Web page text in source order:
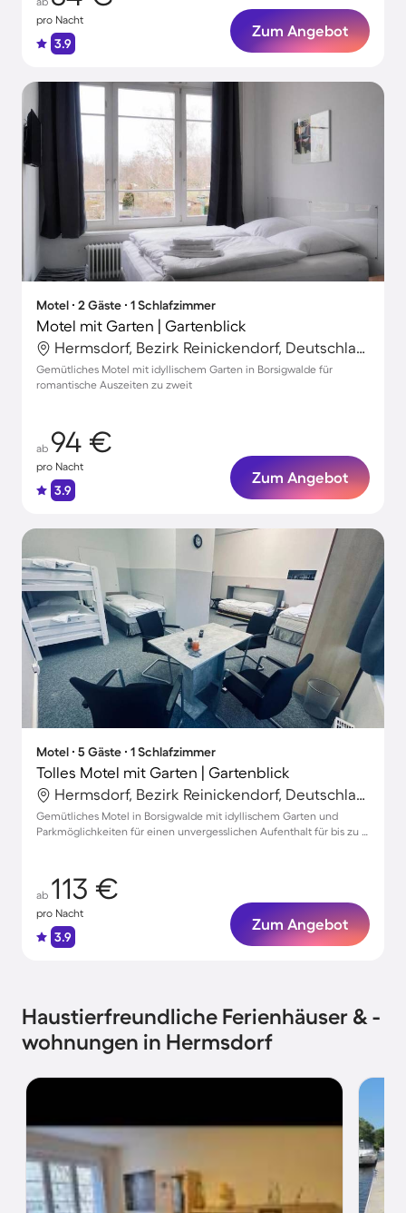
pro Nacht
3.9
Zum Angebot
Motel ∙ 2 Gäste ∙ 1 Schlafzimmer
Motel mit Garten | Gartenblick
Hermsdorf, Bezirk Reinickendorf, Deutschland
Gemütliches Motel mit idyllischem Garten in Borsigwalde für
romantische Auszeiten zu zweit
ab 94 €
pro Nacht
3.9
Zum Angebot
Motel ∙ 5 Gäste ∙ 1 Schlafzimmer
Tolles Motel mit Garten | Gartenblick
Hermsdorf, Bezirk Reinickendorf, Deutschland
Gemütliches Motel in Borsigwalde mit idyllischem Garten und
Parkmöglichkeiten für einen unvergesslichen Aufenthalt für bis zu 5
ab 113 €
pro Nacht
3.9
Zum Angebot
Haustierfreundliche Ferienhäuser & -
wohnungen in Hermsdorf